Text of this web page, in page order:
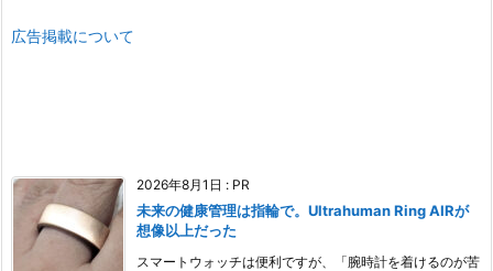
広告掲載について
2026年8月1日 : PR
未来の健康管理は指輪で。Ultrahuman Ring AIRが
想像以上だった
スマートウォッチは便利ですが、「腕時計を着けるのが苦